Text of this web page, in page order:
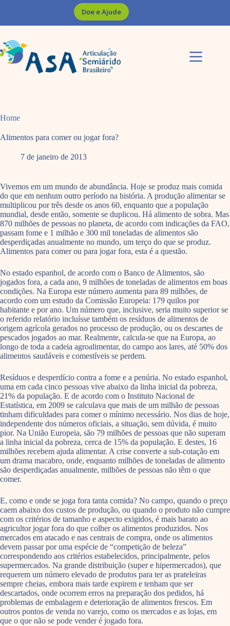
Doe e Ajude
Home
Alimentos para comer ou jogar fora?
7 de janeiro de 2013
Vivemos em um mundo de abundância. Hoje se produz mais comida
do que em nenhum outro período na história. A produção alimentar se
multiplicou por três desde os anos 60, enquanto que a população
mundial, desde então, somente se duplicou. Há alimento de sobra. Mas
870 milhões de pessoas no planeta, de acordo com indicações da FAO,
passam fome e 1 milhão e 300 mil toneladas de alimentos são
desperdiçadas anualmente no mundo, um terço do que se produz.
Alimentos para comer ou para jogar fora, esta é a questão.
No estado espanhol, de acordo com o Banco de Alimentos, são
jogados fora, a cada ano, 9 milhões de toneladas de alimentos em boas
condições. Na Europa este número aumenta para 89 milhões, de
acordo com um estudo da Comissão Europeia: 179 quilos por
habitante e por ano. Um número que, inclusive, seria muito superior se
o referido relatório incluísse também os resíduos de alimentos de
origem agrícola gerados no processo de produção, ou os descartes de
pescados jogados ao mar. Realmente, calcula-se que na Europa, ao
longo de toda a cadeia agroalimentar, do campo aos lares, até 50% dos
alimentos saudáveis e comestíveis se perdem.
Resíduos e desperdício contra a fome e a penúria. No estado espanhol,
uma em cada cinco pessoas vive abaixo da linha inicial da pobreza,
21% da população. E de acordo com o Instituto Nacional de
Estatística, em 2009 se calculava que mais de um milhão de pessoas
tinham dificuldades para comer o mínimo necessário. Nos dias de hoje,
independente dos números oficiais, a situação, sem dúvida, é muito
pior. Na União Europeia, são 79 milhões de pessoas que não superam
a linha inicial da pobreza, cerca de 15% da população. E destes, 16
milhões recebem ajuda alimentar. A crise converte a sub-cotação em
um drama macabro, onde, enquanto milhões de toneladas de alimento
são desperdiçadas anualmente, milhões de pessoas não têm o que
comer.
E, como e onde se joga fora tanta comida? No campo, quando o preço
caem abaixo dos custos de produção, ou quando o produto não cumpre
com os critérios de tamanho e aspecto exigidos, é mais barato ao
agricultor jogar fora do que colher os alimentos produzidos. Nos
mercados em atacado e nas centrais de compra, onde os alimentos
devem passar por uma espécie de “competição de beleza”
correspondendo aos critérios estabelecidos, principalmente, pelos
supermercados. Na grande distribuição (super e hipermercados), que
requerem um número elevado de produtos para ter as prateleiras
sempre cheias, embora mais tarde expirem e tenham que ser
descartados, onde ocorrem erros na preparação dos pedidos, há
problemas de embalagem e deterioração de alimentos frescos. Em
outros pontos de venda no varejo, como os mercados e as lojas, em
que o que não se pode vender é jogado fora.